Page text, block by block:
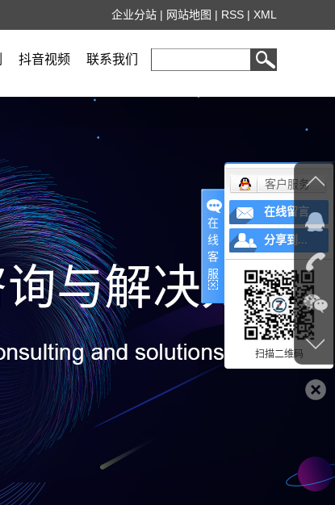
企业分站 | 网站地图 | RSS | XML
抖音视频 联系我们
在
线
客
服
客户服务
在线留言
分享到...
扫描二维码